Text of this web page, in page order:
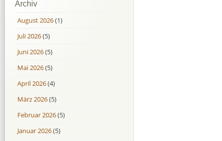
Archiv
August 2026(1)
Juli 2026(5)
Juni 2026(5)
Mai 2026(5)
April 2026(4)
März 2026(5)
Februar 2026(5)
Januar 2026(5)